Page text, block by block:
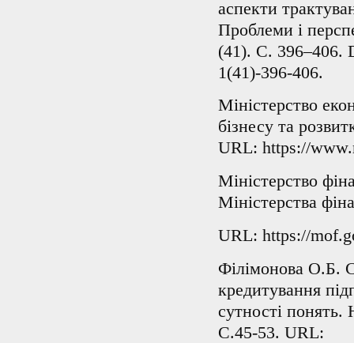
аспекти
Проблеми і
(41). С. 396–406.
1(41)-396-406.
Міністерство
бізнесу та
URL: https://
Міністерство
Міністерства
URL: https://
Філімонова О.Б.
кредитування
сутності
С.45-53. URL: